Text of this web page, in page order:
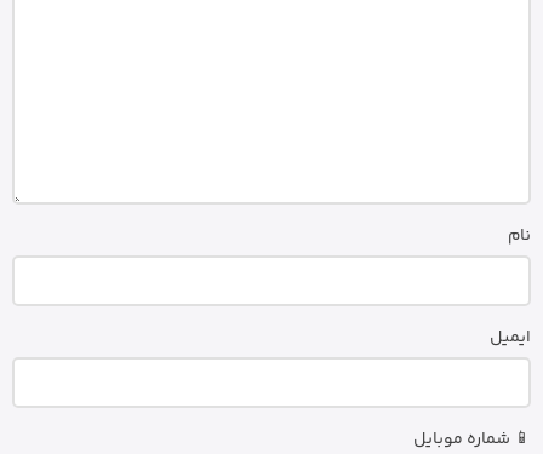
نام
ایمیل
📱 شماره موبایل